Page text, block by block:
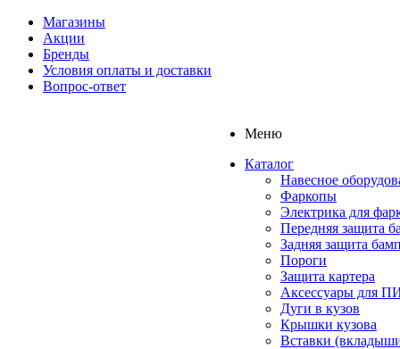
Магазины
Акции
Бренды
Условия оплаты и доставки
Вопрос-ответ
Меню
Каталог
Навесное
Фаркопы
Электрика для
Передняя защита
Задняя защита
Пороги
Защита картера
Аксессуары для
Дуги в кузов
Крышки кузова
Вставки